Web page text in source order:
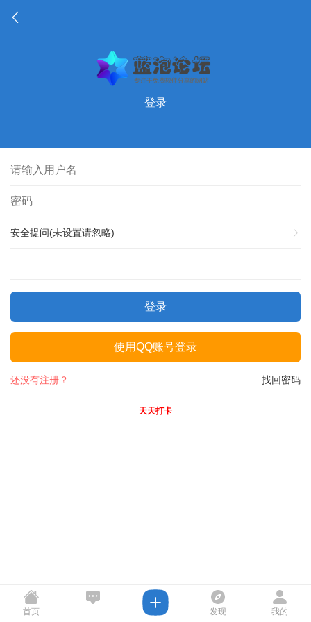
登录
安全提问(未设置请忽略)
登录
使用QQ账号登录
找回密码
还没有注册？
天天打卡
首页 发现 我的